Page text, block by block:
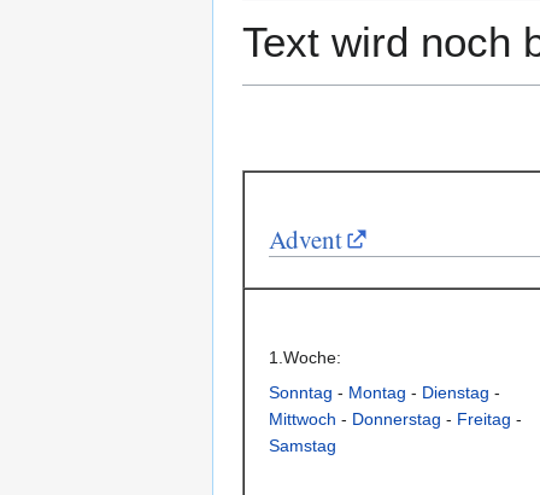
Text wird noch
Advent
1.Woche:
Sonntag - Montag - Dienstag -
Mittwoch - Donnerstag - Freitag -
Samstag